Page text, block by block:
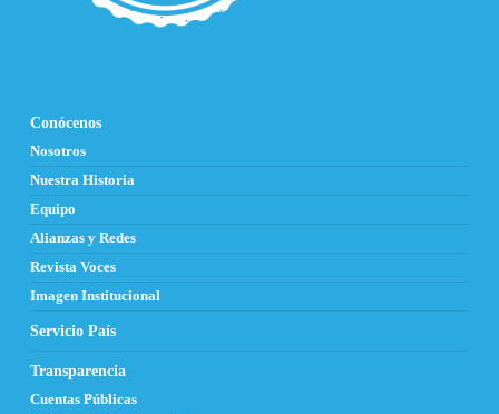
Conócenos
Nosotros
Nuestra Historia
Equipo
Alianzas y Redes
Revista Voces
Imagen Institucional
Servicio País
Transparencia
Cuentas Públicas